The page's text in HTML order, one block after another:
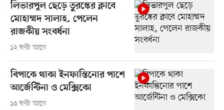
লিভারপুল ছেড়ে তুরস্কের ক্লাবে
মোহাম্মদ সালাহ, পেলেন
রাজকীয় সংবর্ধনা
১২ ঘণ্টা আগে
বিপাকে থাকা ইনফান্তিনোর পাশে
আর্জেন্টিনা ও মেক্সিকো
১৫ ঘণ্টা আগে